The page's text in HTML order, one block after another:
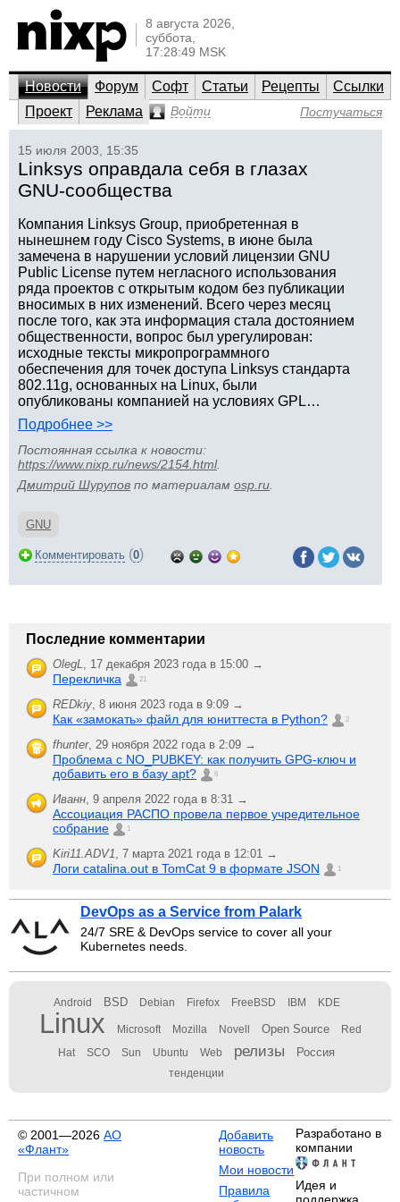
8 августа 2026,
суббота,
17:28:49 MSK
Новости Форум Софт Статьи Рецепты
Ссылки
Проект
Реклама Войти Постучаться
15 июля 2003, 15:35
Linksys оправдала себя в глазах
GNU-сообщества
Компания Linksys Group, приобретенная в
нынешнем году Cisco Systems, в июне была
замечена в нарушении условий лицензии GNU
Public License путем негласного использования
ряда проектов с открытым кодом без публикации
вносимых в них изменений. Всего через месяц
после того, как эта информация стала достоянием
общественности, вопрос был урегулирован:
исходные тексты микропрограммного
обеспечения для точек доступа Linksys стандарта
802.11g, основанных на Linux, были
опубликованы компанией на условиях GPL…
Подробнее >>
Постоянная ссылка к новости:
https://www.nixp.ru/news/2154.html.
Дмитрий Шурупов по материалам osp.ru
GNU
Комментировать (0)
Последние комментарии
OlegL, 17 декабря 2023 года в 15:00 →
Перекличка 21
REDkiy, 8 июня 2023 года в 9:09 →
Как «замокать» файл для юниттеста в Python? 2
fhunter, 29 ноября 2022 года в 2:09 →
Проблема с NO_PUBKEY: как получить GPG-ключ и
добавить его в базу apt?
6
Иванн, 9 апреля 2022 года в 8:31 →
Ассоциация РАСПО провела первое учредительное
собрание
1
Kiri11.ADV1, 7 марта 2021 года в 12:01 →
Логи catalina.out в TomCat 9 в формате JSON 1
DevOps as a Service from Palark
24/7 SRE & DevOps service to cover all your
Kubernetes needs.
Android BSD Debian Firefox FreeBSD IBM KDE
Linux Microsoft Mozilla Novell Open Source Red
Hat SCO Sun Ubuntu Web релизы Россия
тенденции
© 2001—2026 АО
«Флант»
При полном или
частичном
Добавить
новость
Мои новости
Правила
Разработано в
компании
Идея и